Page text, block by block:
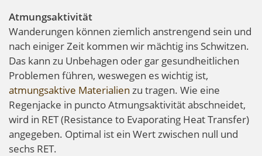
Atmungsaktivität
Wanderungen können ziemlich anstrengend sein und
nach einiger Zeit kommen wir mächtig ins Schwitzen.
Das kann zu Unbehagen oder gar gesundheitlichen
Problemen führen, weswegen es wichtig ist,
atmungsaktive Materialien zu tragen. Wie eine
Regenjacke in puncto Atmungsaktivität abschneidet,
wird in RET (Resistance to Evaporating Heat Transfer)
angegeben. Optimal ist ein Wert zwischen null und
sechs RET.